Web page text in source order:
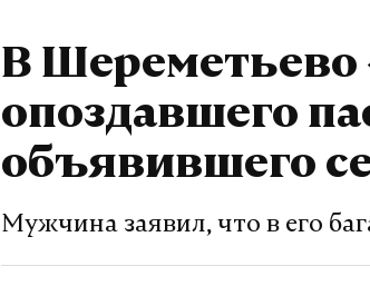
В Шереметьево
опоздавшего
объявившего
Мужчина заявил, что в его